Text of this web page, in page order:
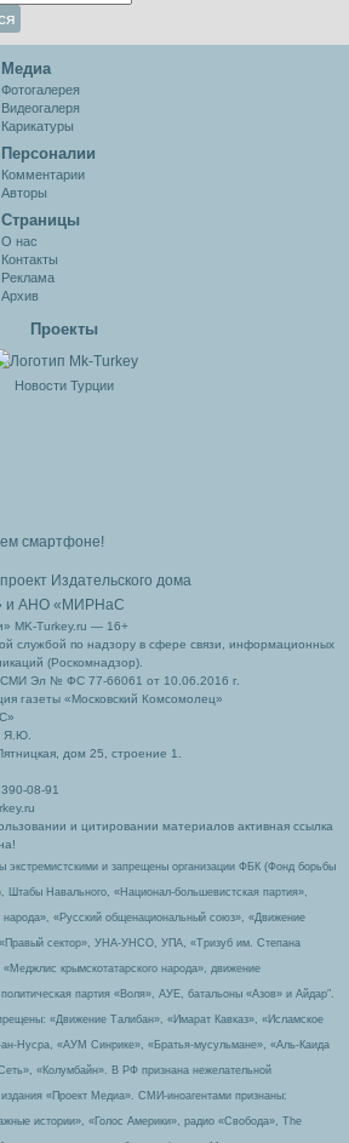
Медиа
Фотогалерея
Видеогалеря
Карикатуры
Персоналии
Комментарии
Авторы
Cтраницы
О нас
Контакты
Реклама
Архив
Проекты
Новости Турции
смартфоне!
Издательского дома
и АНО «МИРНаС
MK-Turkey.ru — 16+
службой по надзору в сфере связи, информационных
(Роскомнадзор).
СМИ Эл № ФС 77-66061 от 10.06.2016 г.
газеты «Московский Комсомолец»
Я.Ю.
дом 25, строение 1.
08-91
и цитировании материалов активная ссылка
экстремистскими и запрещены организации ФБК (Фонд борьбы
Штабы Навального, «Национал-большевистская партия»,
«Русский общенациональный союз», «Движение
«Правый сектор», УНА-УНСО, УПА, «Тризуб им. Степана
крымскотатарского народа», движение
партия «Воля», АУЕ, батальоны «Азов» и Айдар″.
«Движение Талибан», «Имарат Кавказ», «Исламское
Нусра, «АУМ Синрике», «Братья-мусульмане», «Аль-Каида
«Колумбайн». В РФ признана нежелательной
«Проект Медиа». СМИ-иноагентами признаны:
истории», «Голос Америки», радио «Свобода», The